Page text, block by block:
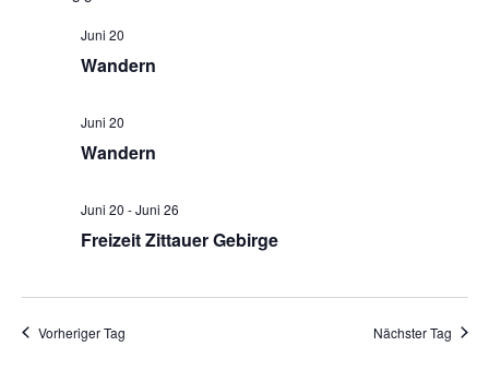
Juni 20
Wandern
Juni 20
Wandern
Juni 20 -Juni 26
Freizeit Zittauer Gebirge
Vorheriger Tag Nächster Tag